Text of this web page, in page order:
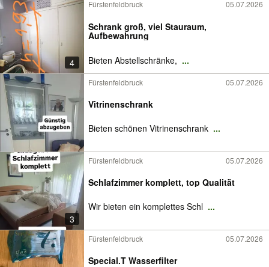
4
Fürstenfeldbruck 05.07.2026
Schrank groß, viel Stauraum,
Aufbewahrung
Bieten Abstellschränke, ...
Fürstenfeldbruck 05.07.2026
Vitrinenschrank
Bieten schönen Vitrinenschrank ...
3
Fürstenfeldbruck 05.07.2026
Schlafzimmer komplett, top Qualität
Wir bieten ein komplettes Schl ...
Fürstenfeldbruck 05.07.2026
Special.T Wasserfilter